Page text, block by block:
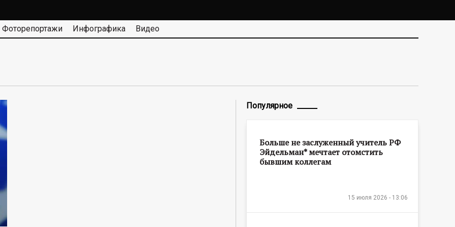
Фоторепортажи Инфографика Видео
Популярное
Больше не заслуженный учитель РФ
Эйдельман* мечтает отомстить
бывшим коллегам
15 июля 2026 - 13:06